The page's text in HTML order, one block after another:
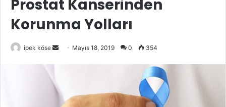
Prostat Kanserinden
Korunma Yolları
ipek köse
Bir
Mayıs 18, 2019 0 354